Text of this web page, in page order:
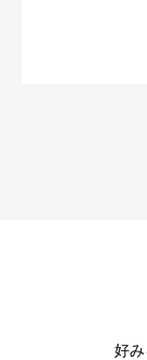
好み